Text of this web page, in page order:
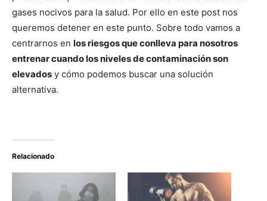
gases nocivos para la salud. Por ello en este post nos
queremos detener en este punto. Sobre todo vamos a
centrarnos en los riesgos que conlleva para nosotros
entrenar cuando los niveles de contaminación son
elevados y cómo podemos buscar una solución
alternativa.
Relacionado